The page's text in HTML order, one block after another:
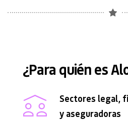
¿Para quién es
Sectores legal,
y aseguradoras